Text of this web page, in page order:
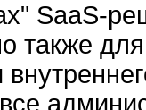
SaaS-
также